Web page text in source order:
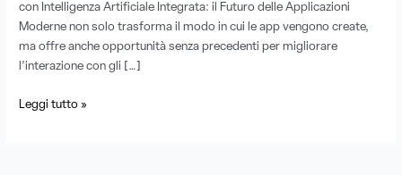
con Intelligenza Artificiale Integrata: il Futuro delle Applicazioni
Moderne non solo trasforma il modo in cui le app vengono create,
ma offre anche opportunità senza precedenti per migliorare
l’interazione con gli […]
Leggi tutto »